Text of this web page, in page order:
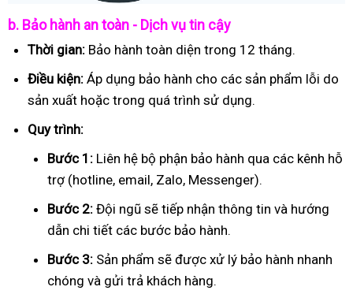
b. Bảo hành an toàn - Dịch vụ tin cậy
Thời gian: Bảo hành toàn diện trong 12 tháng.
Điều kiện: Áp dụng bảo hành cho các sản phẩm lỗi do
sản xuất hoặc trong quá trình sử dụng.
Quy trình:
Bước 1: Liên hệ bộ phận bảo hành qua các kênh hỗ
trợ (hotline, email, Zalo, Messenger).
Bước 2: Đội ngũ sẽ tiếp nhận thông tin và hướng
dẫn chi tiết các bước bảo hành.
Bước 3: Sản phẩm sẽ được xử lý bảo hành nhanh
chóng và gửi trả khách hàng.